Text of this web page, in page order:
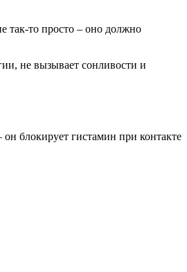
так-то просто – оно должно
не вызывает сонливости и
блокирует гистамин при контакте